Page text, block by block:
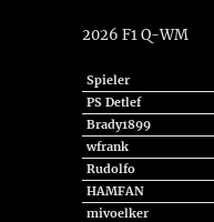
2026 F1 Q-WM
Spieler
PS Detlef
Brady1899
wfrank
Rudolfo
HAMFAN
mivoelker